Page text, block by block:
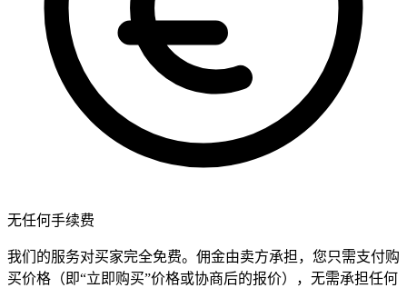
无任何手续费
我们的服务对买家完全免费。佣金由卖方承担，您只需支付购
买价格（即“立即购买”价格或协商后的报价），无需承担任何